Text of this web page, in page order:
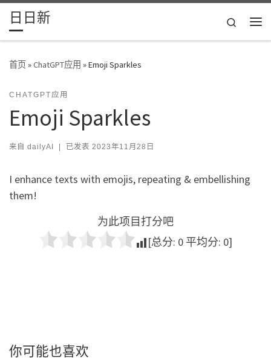
Skip to content
日日新
Search
首页»ChatGPT应用 »Emoji Sparkles
CHATGPT应用
Emoji Sparkles
来自 dailyAI | 已发表 2023年11月28日
I enhance texts with emojis, repeating & embellishing
them!
为此项目打分吧
[总分: 0 平均分: 0]
你可能也喜欢